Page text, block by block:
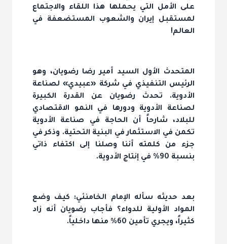
على الأمل التي يحملها هذا اللقاء والاجتماع
لمستقبل إيران والشعوب المستضعفة في
العالم!
المتحدث الأول السيد أمير رضا رضويان، وهو
الرئيس التنفيذي في شركة «عبيدي» لصناعة
الأدوية. تحدث رضويان عن القدرة الكبيرة
لصناعة الأدوية ودورها في النمو الاقتصادي
للبلاد، شارحاً أن الحاجة في صناعة الأدوية
تكمن في الاستثمار في البنية التحتية. وذكر في
جزء من كلمته أننا وصلنا إلى اكتفاء ذاتي
بنسبة 90% في إنتاج الأدوية.
بعد حديثه سأله الإمام الخامنئي: كيف وضع
المواد الأولية للدواء؟ فأجاب رضويان أنه زاد
كثيراً، ويجري تأمين 60% منها داخلياً.